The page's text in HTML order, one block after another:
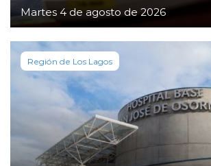
Martes 4 de agosto de 2026
Región de Los Lagos